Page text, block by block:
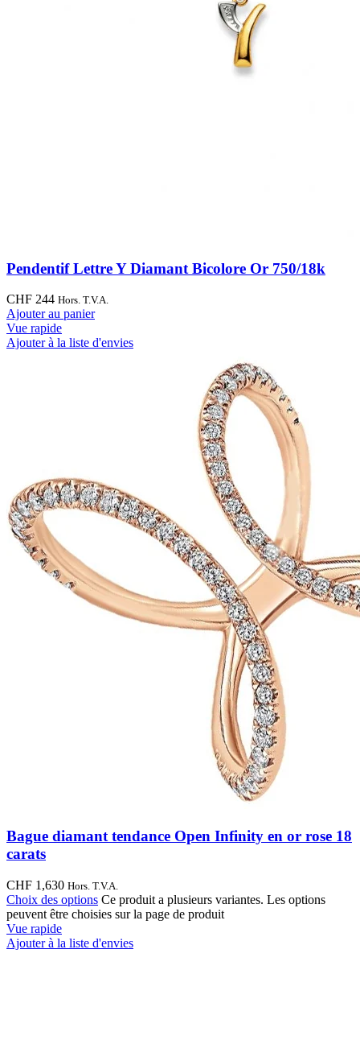
Pendentif Lettre Y Diamant Bicolore Or 750/18k
CHF 244 Hors. T.V.A.
Ajouter au panier
Vue rapide
Ajouter à la liste d'envies
Bague diamant tendance Open Infinity en or rose 18
carats
CHF 1,630 Hors. T.V.A.
Choix des options Ce produit a plusieurs variantes. Les options
peuvent être choisies sur la page de produit
Vue rapide
Ajouter à la liste d'envies